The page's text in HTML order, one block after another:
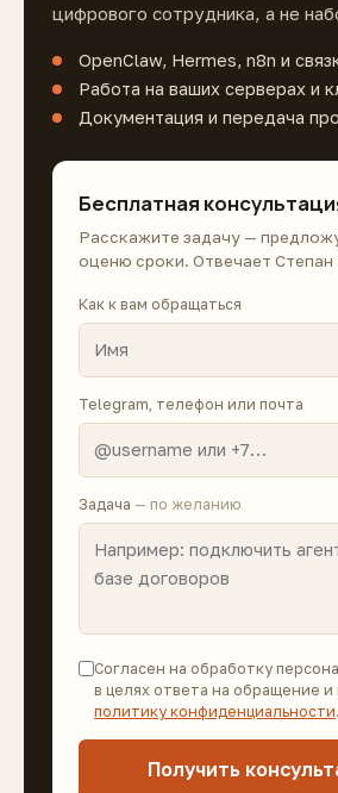
цифрового сотрудника, а не
OpenClaw, Hermes, n8n и
Работа на ваших серверах и
Документация и передача
Бесплатная
Расскажите задачу —
оценю сроки. Отвечает Степан
Как к вам обращаться
Telegram, телефон или почта
Задача — по желанию
Согласен на обработку
в целях ответа на обращение
политику конфиденциальности.
Получить